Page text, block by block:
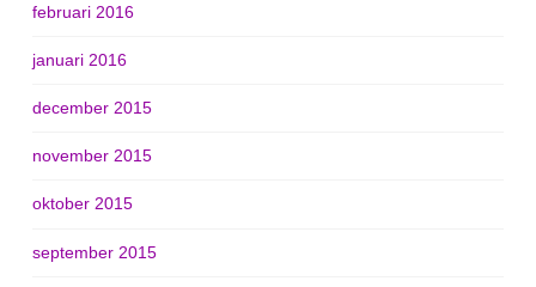
februari 2016
januari 2016
december 2015
november 2015
oktober 2015
september 2015